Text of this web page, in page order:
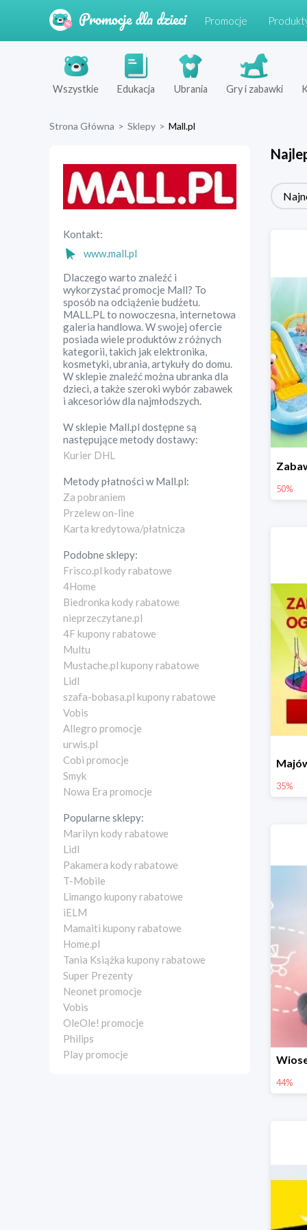
Promocje
Wszystkie Edukacja Ubrania Gry i zabawki
Strona Główna > Sklepy > Mall.pl
Kontakt:
www.mall.pl
Dlaczego warto znaleźć i
wykorzystać promocje Mall? To
sposób na odciążenie budżetu.
MALL.PL to nowoczesna, internetowa
galeria handlowa. W swojej ofercie
posiada wiele produktów z różnych
kategorii, takich jak elektronika,
kosmetyki, ubrania, artykuły do domu.
W sklepie znaleźć można ubranka dla
dzieci, a także szeroki wybór zabawek
i akcesoriów dla najmłodszych.
W sklepie Mall.pl dostępne są
następujące metody dostawy:
Kurier DHL
Metody płatności wMall.pl:
Za pobraniem
Przelew on-line
Karta kredytowa/płatnicza
Podobne sklepy:
Frisco.pl kody rabatowe
4Home
Biedronka kody rabatowe
nieprzeczytane.pl
4F kupony rabatowe
Multu
Mustache.pl kupony rabatowe
Lidl
szafa-bobasa.pl kupony rabatowe
Vobis
Allegro promocje
urwis.pl
Cobi promocje
Smyk
Nowa Era promocje
Popularne sklepy:
Marilyn kody rabatowe
Lidl
Pakamera kody rabatowe
T-Mobile
Limango kupony rabatowe
iELM
Mamaiti kupony rabatowe
Home.pl
Tania Książka kupony rabatowe
Super Prezenty
Neonet promocje
Vobis
OleOle! promocje
Philips
Play promocje
50%
35%
44%